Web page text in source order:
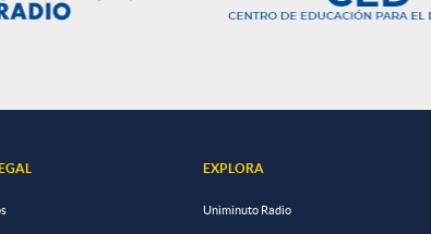
EXPLORA
Uniminuto Radio